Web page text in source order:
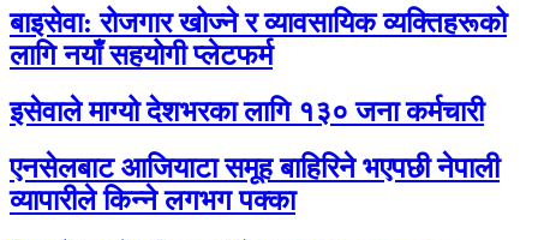
बाइसेवा: रोजगार खोज्ने र व्यावसायिक व्यक्तिहरूको
लागि नयाँ सहयोगी प्लेटफर्म
इसेवाले माग्यो देशभरका लागि १३० जना कर्मचारी
एनसेलबाट आजियाटा समूह बाहिरिने भएपछी नेपाली
व्यापारीले किन्ने लगभग पक्का